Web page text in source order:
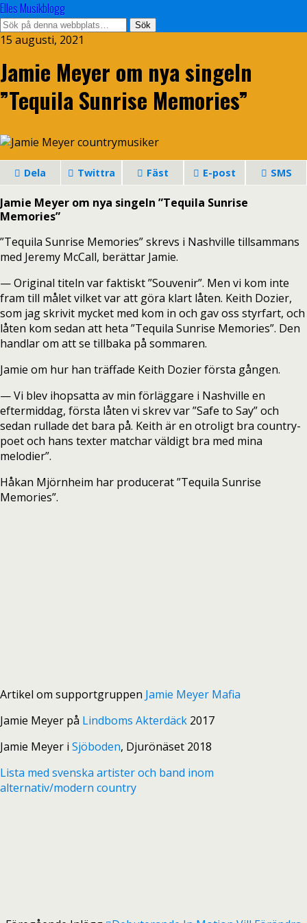
Elles Musikblogg
15 augusti, 2021
Jamie Meyer om nya singeln
”Tequila Sunrise Memories”
Dela Twittra Fäst E-post SMS
Jamie Meyer om nya singeln ”Tequila Sunrise
Memories”
”Tequila Sunrise Memories” skrevs i Nashville tillsammans
med Jeremy McCall, berättar Jamie.
— Original titeln var faktiskt ”Souvenir”. Men vi kom inte
fram till målet vilket var att göra klart låten. Keith Dozier,
som jag skrivit mycket med kom in och gav oss styrfart, och
låten kom sedan att heta ”Tequila Sunrise Memories”. Den
handlar om att se tillbaka på sommaren.
Jamie om hur han träffade Keith Dozier första gången.
—Vi blev ihopsatta av min förläggare i Nashville en
eftermiddag, första låten vi skrev var ”Safe to Say” och
sedan rullade det bara på. Keith är en otroligt bra country-
poet och hans texter matchar väldigt bra med mina
melodier”.
Håkan Mjörnheim har producerat”Tequila Sunrise
Memories”.
Artikel om supportgruppen Jamie Meyer Mafia
Jamie Meyer på Lindboms Akterdäck 2017
Jamie Meyer i Sjöboden, Djurönäset 2018
Lista med svenska artister och band inom
alternativ/modern country